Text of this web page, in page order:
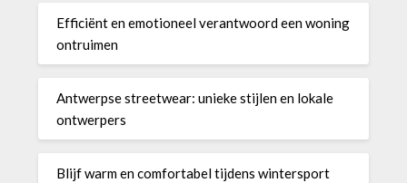
Efficiënt en emotioneel verantwoord een woning
ontruimen
Antwerpse streetwear: unieke stijlen en lokale
ontwerpers
Blijf warm en comfortabel tijdens wintersport